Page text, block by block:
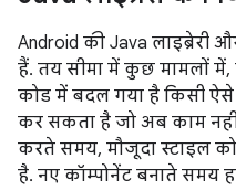
Android की Java
हैं. तय सीमा में कुछ मामलों
कोड में बदल गया है किसी ऐसे
कर सकता है जो अब काम
करते समय, मौजूदा स्टाइल
है. नए कॉम्पोनेंट बनाते समय